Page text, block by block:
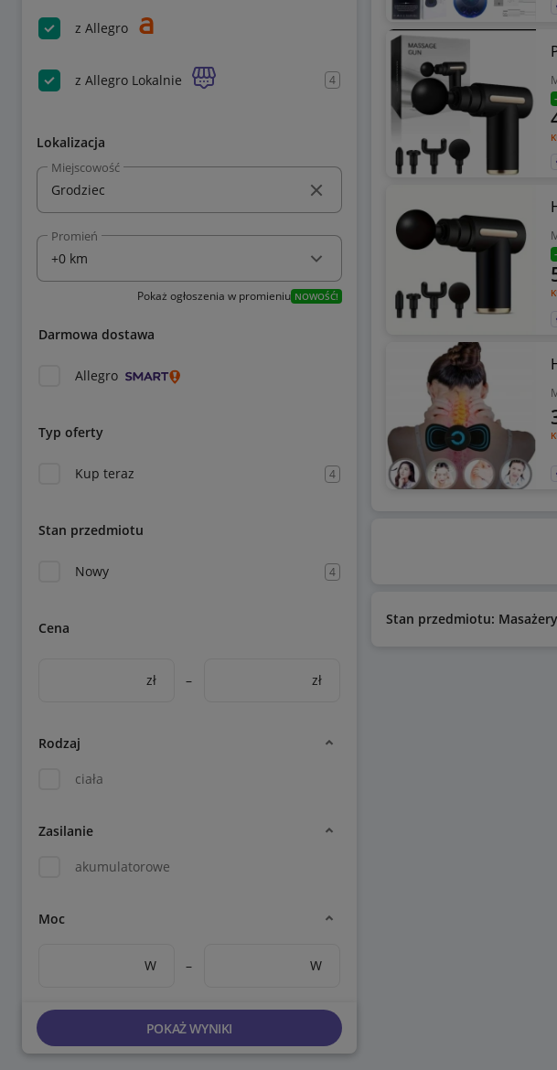
z Allegro
z Allegro Lokalnie 4
Lokalizacja
Miejscowość
Promień
Pokaż ogłoszenia w promieniu NOWOŚĆ!
Darmowa dostawa
Allegro
Typ oferty
Kup teraz 4
Stan przedmiotu
Nowy 4
Cena
zł – zł
Rodzaj
ciała
Zasilanie
akumulatorowe
Moc
W – W
POKAŻ WYNIKI
Stan przedmiotu: Masażery